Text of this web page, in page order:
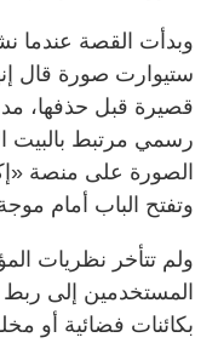
وبدأت القصة عندما
ستيوارت صورة قال
قصيرة قبل حذفها،
رسمي مرتبط بالبيت
الصورة على منصة
وتفتح الباب أمام
ولم تتأخر نظريات
المستخدمين إلى
بكائنات فضائية أو